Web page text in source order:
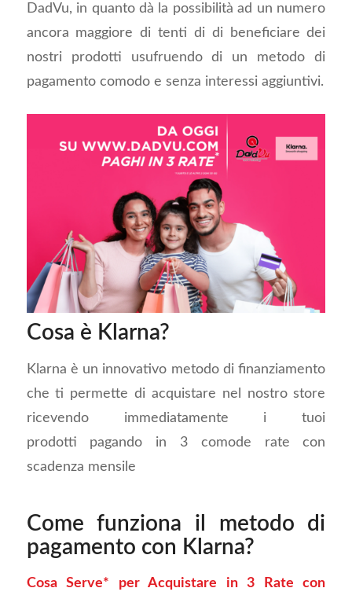
DadVu, in quanto dà la possibilità ad un numero
ancora maggiore di tenti di di beneficiare dei
nostri prodotti usufruendo di un metodo di
pagamento comodo e senza interessi aggiuntivi.
Cosa è Klarna?
Klarna è un innovativo metodo di finanziamento
che ti permette di acquistare nel nostro store
ricevendo immediatamente i tuoi
prodotti pagando in 3 comode rate con
scadenza mensile
Come funziona il metodo di
pagamento con Klarna?
Cosa Serve* per Acquistare in 3 Rate con